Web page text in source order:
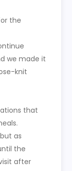
the
we made it
knit
that
as
the
after